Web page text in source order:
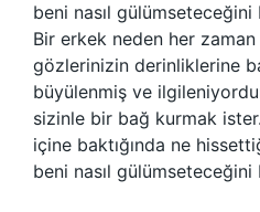
beni nasıl
Bir erkek neden her zaman
gözlerinizin derinliklerine
büyülenmiş ve
sizinle bir bağ kurmak
içine baktığında ne
beni nasıl